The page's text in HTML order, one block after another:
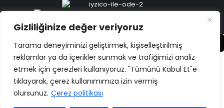
Gizliliğinize değer veriyoruz
Tarama deneyiminizi geliştirmek, kişiselleştirilmiş
reklamlar ya da içerikler sunmak ve trafiğimizi analiz
etmek için çerezleri kullanıyoruz. "Tümünü Kabul Et"e
tıklayarak, çerez kullanımımıza izin vermiş
olursunuz. Çerez politikası
Karşılaştır (0)
Karşılaştır